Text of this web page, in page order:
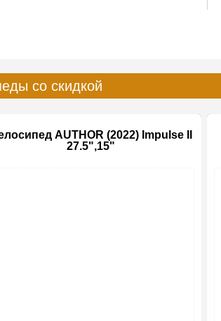
со скидкой
AUTHOR (2022) Impulse II
27.5",15"